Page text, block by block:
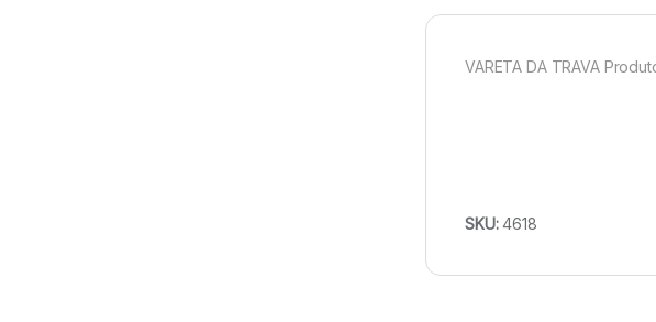
VARETA DA TRAVA
SKU:4618